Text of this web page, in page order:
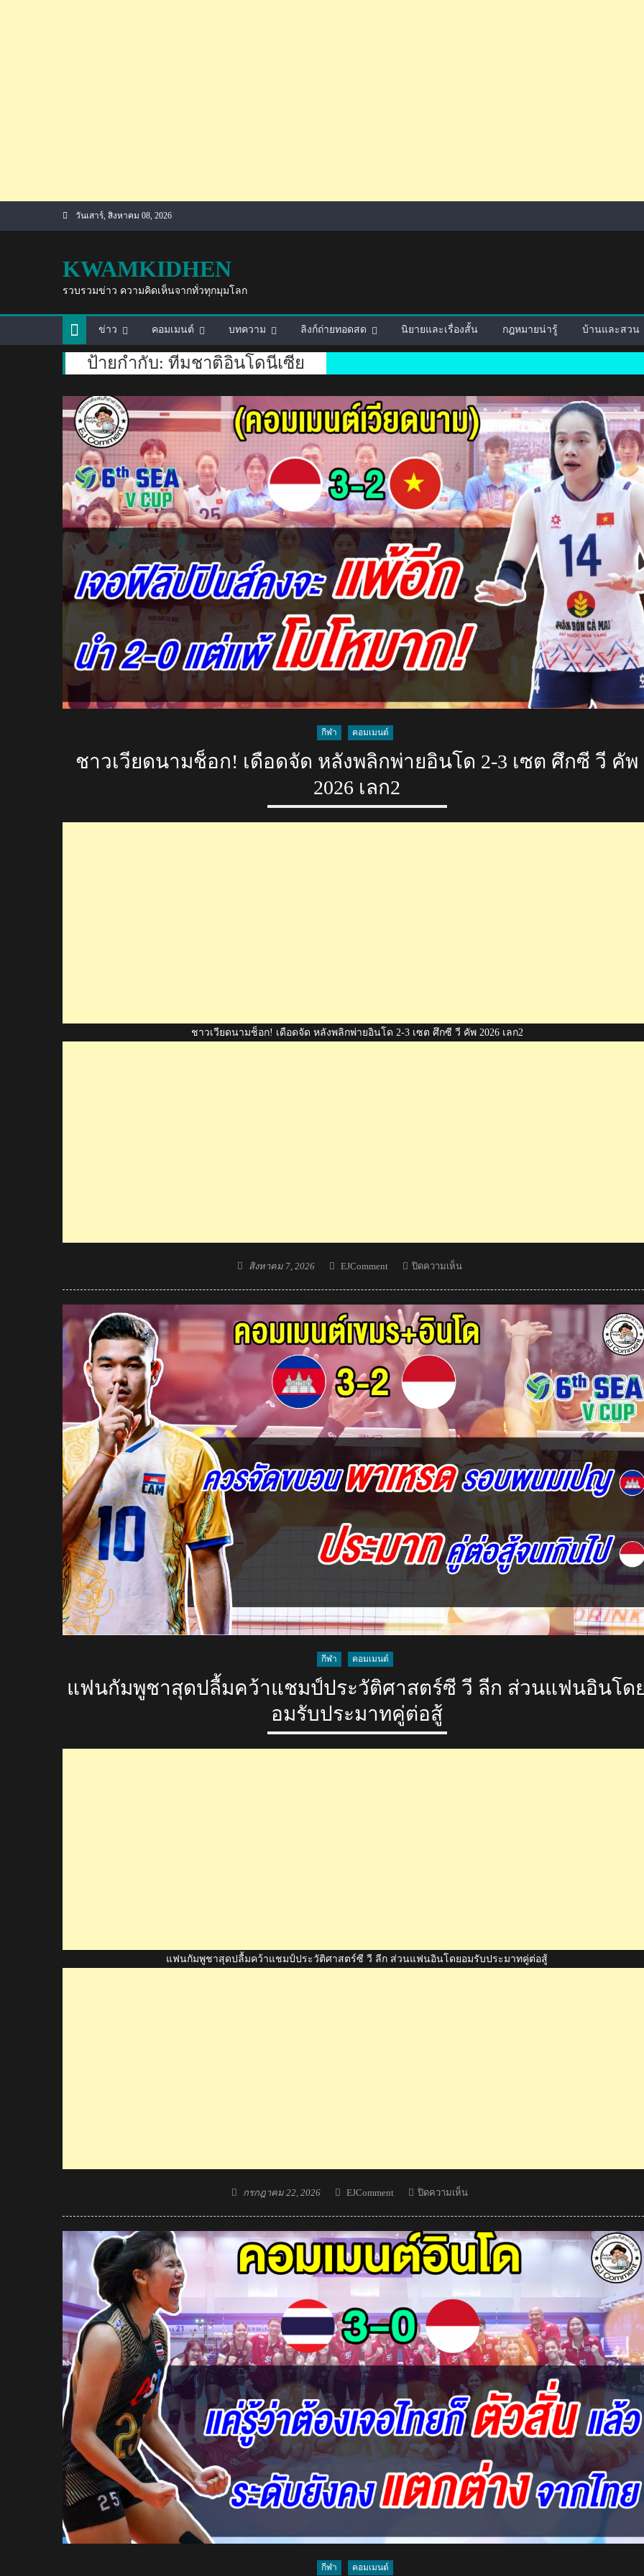
วันเสาร์, สิงหาคม 08, 2026
KWAMKIDHEN
รวบรวมข่าว ความคิดเห็นจากทั่วทุกมุมโลก
ข่าว คอมเมนต์ บทความ ลิงก์ถ่ายทอดสด นิยายและเรื่องสั้น กฎหมายน่ารู้ บ้านและสวน
ป้ายกำกับ: ทีมชาติอินโดนีเซีย
กีฬา คอมเมนต์
ชาวเวียดนามช็อก! เดือดจัด หลังพลิกพ่ายอินโด 2-3 เซต ศึกซี วี คัพ
2026 เลก2
ชาวเวียดนามช็อก! เดือดจัด หลังพลิกพ่ายอินโด 2-3 เซต ศึกซี วี คัพ 2026 เลก2
Posted
สิงหาคม 7, 2026 Author
EJComment ปิดความเห็น
ช็อก!
เดือด
จัด
พ่าย
อิน
โด
3
เซต
คัพ
2026
กีฬา คอมเมนต์
แฟนกัมพูชาสุดปลื้มคว้าแชมป์ประวัติศาสตร์ซี วี ลีก ส่วนแฟนอินโด
อมรับประมาทคู่ต่อสู้
แฟนกัมพูชาสุดปลื้มคว้าแชมป์ประวัติศาสตร์ซี วี ลีก ส่วนแฟนอินโดยอมรับประมาทคู่ต่อสู้
Posted
กรกฎาคม 22, 2026 Author
EJComment ปิดความเห็น
สุด
คว้า
ประวัติศาสตร์
ซี
ลีก
ส่วน
แฟน
อิน
โดย
อม
รับ
ประมาท
คู่
ต่อสู้
กีฬา คอมเมนต์